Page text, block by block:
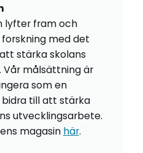
lyfter fram och
med det
stärka skolans
Vår målsättning är
som en
till att stärka
utvecklingsarbete.
magasin här.